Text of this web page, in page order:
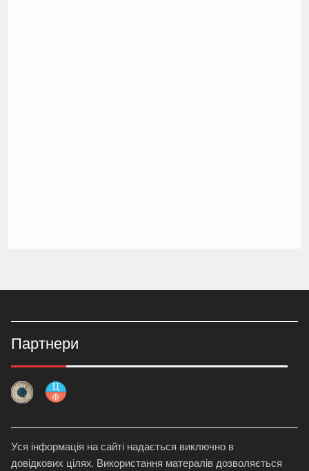
Партнери
Уся інформація на сайті надається виключно в
довідкових цілях. Використання матералів дозволяється